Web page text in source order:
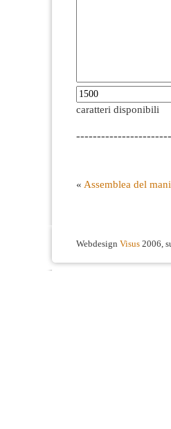
caratteri disponibili
« Assemblea del
Webdesign Visus 2006,